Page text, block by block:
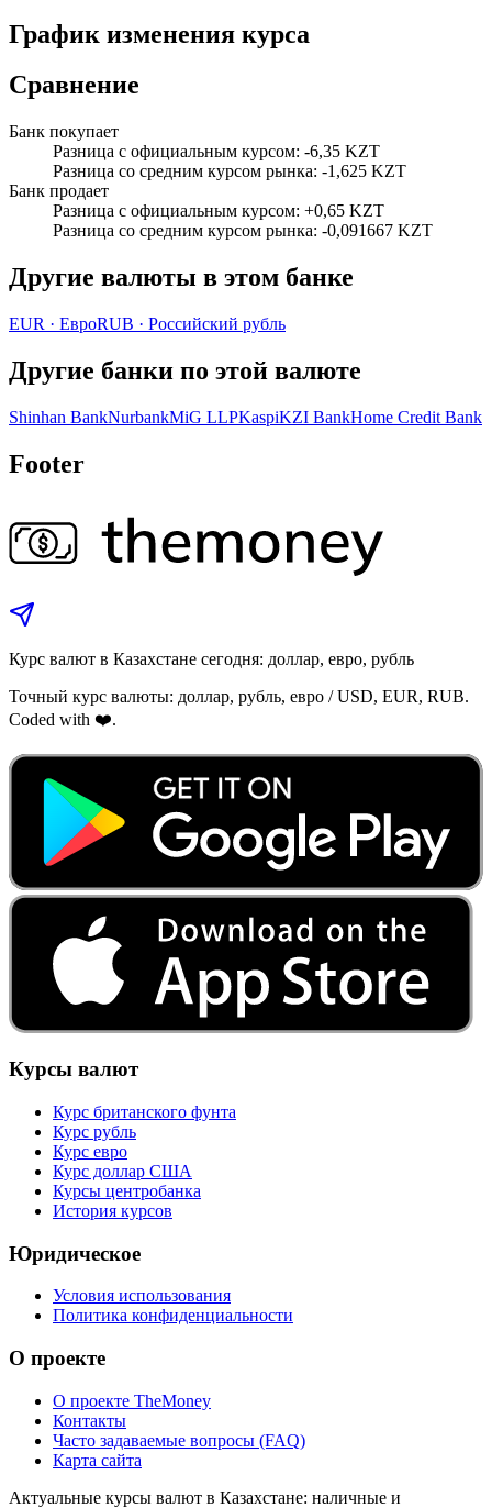
График изменения курса
Сравнение
Банк покупает
Разница с официальным курсом: -6,35 KZT
Разница со средним курсом рынка: -1,625 KZT
Банк продает
Разница с официальным курсом: +0,65 KZT
Разница со средним курсом рынка: -0,091667 KZT
Другие валюты в этом банке
EUR · ЕвроRUB · Российский рубль
Другие банки по этой валюте
Shinhan BankNurbankMiG LLPKaspiKZI BankHome Credit Bank
Footer
Курс валют в Казахстане сегодня: доллар, евро, рубль
Точный курс валюты: доллар, рубль, евро / USD, EUR, RUB.
Coded with ❤️.
Курсы валют
Курс британского фунта
Курс рубль
Курс евро
Курс доллар США
Курсы центробанка
История курсов
Юридическое
Условия использования
Политика конфиденциальности
О проекте
О проекте TheMoney
Контакты
Часто задаваемые вопросы (FAQ)
Карта сайта
Актуальные курсы валют в Казахстане: наличные и